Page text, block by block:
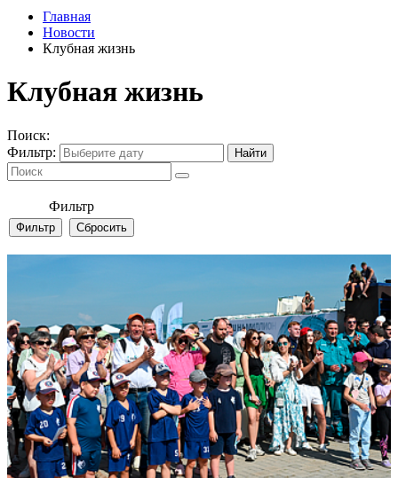
Главная
Новости
Клубная жизнь
Клубная жизнь
Поиск:
Фильтр:
Фильтр